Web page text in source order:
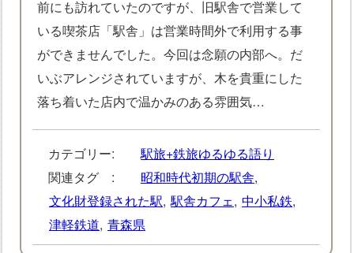
前にも訪れていたのですが、旧駅舎で営業して
いる喫茶店「駅舎」は営業時間外で利用する事
ができませんでした。今回は念願の内部へ。だ
いぶアレンジされていますが、木を貴重にした
落ち着いた店内で温かみのある雰囲気…
カテゴリー:
駅旅+鉄旅ゆるゆる語り
関連タグ :
昭和時代初期の駅舎,
文化財登録された駅, 駅舎カフェ, 中小私鉄,
津軽鉄道, 青森県